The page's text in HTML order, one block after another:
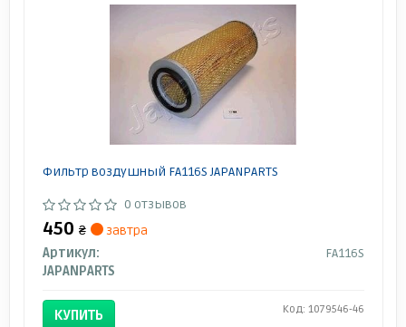
Фильтр воздушный FA116S JAPANPARTS
0 отзывов
450 ₴
завтра
Артикул:
FA116S
JAPANPARTS
КУПИТЬ Код: 1079546-46